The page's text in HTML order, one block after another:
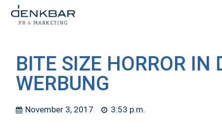
BITE SIZE HORROR IN
WERBUNG
November 3, 2017 3:53 p.m.